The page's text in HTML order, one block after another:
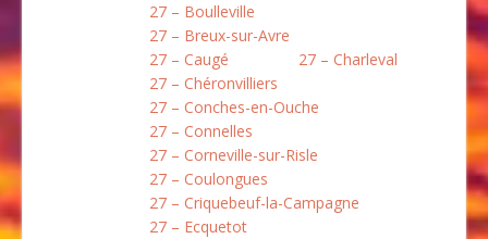
27 – Boulleville
27 – Breux-sur-Avre
27 – Caugé
27 – Charleval
27 – Chéronvilliers
27 – Conches-en-Ouche
27 – Connelles
27 – Corneville-sur-Risle
27 – Coulongues
27 – Criquebeuf-la-Campagne
27 – Ecquetot